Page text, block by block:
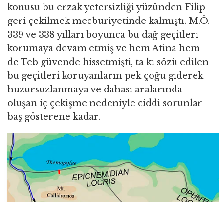
konusu bu erzak yetersizliği yüzünden Filip
geri çekilmek mecburiyetinde kalmıştı. M.Ö.
339 ve 338 yılları boyunca bu dağ geçitleri
korumaya devam etmiş ve hem Atina hem
de Teb güvende hissetmişti, ta ki sözü edilen
bu geçitleri koruyanların pek çoğu giderek
huzursuzlanmaya ve dahası aralarında
oluşan iç çekişme nedeniyle ciddi sorunlar
baş gösterene kadar.